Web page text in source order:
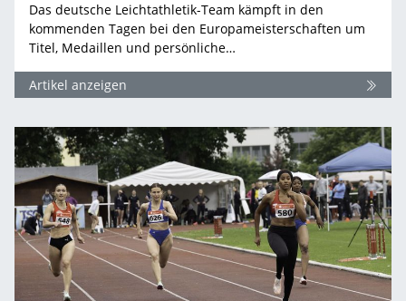
Das deutsche Leichtathletik-Team kämpft in den
kommenden Tagen bei den Europameisterschaften um
Titel, Medaillen und persönliche…
Artikel anzeigen